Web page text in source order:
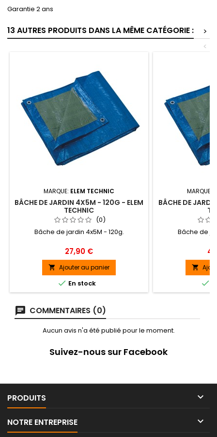
Garantie 2 ans
13 AUTRES PRODUITS DANS LA MÊME CATÉGORIE :
>
<
MARQUE: ELEM TECHNIC
BÂCHE DE JARDIN 4X5M - 120G - ELEM
TECHNIC
(0)
Bâche de jardin 4x5M - 120g.
Prix
27,90 €
 Ajouter au panier
 En stock
MARQUE:
BÂCHE DE
Bâche de


COMMENTAIRES (0)
Aucun avis n'a été publié pour le moment.
Suivez-nous sur Facebook
PRODUITS 
NOTRE ENTREPRISE 